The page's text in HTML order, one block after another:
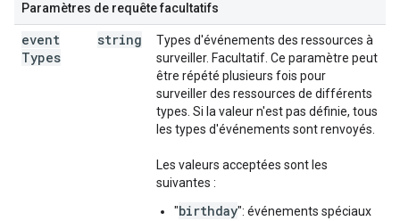
Paramètres de requête facultatifs
event
Types
string
Types d'événements des ressources à
surveiller. Facultatif. Ce paramètre peut
être répété plusieurs fois pour
surveiller des ressources de différents
types. Si la valeur n'est pas définie, tous
les types d'événements sont renvoyés.
Les valeurs acceptées sont les
suivantes :
"birthday": événements spéciaux